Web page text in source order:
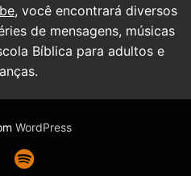
, você encontrará diversos
de mensagens, músicas
Bíblica para adultos e
WordPress